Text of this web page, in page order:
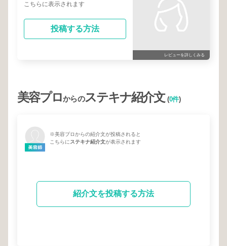
こちらに表示されます
投稿する方法
レビューを詳しくみる
美容プロからのステキナ紹介文(0件)
※美容プロからの紹介文が投稿されると
こちらにステキナ紹介文が表示されます
紹介文を投稿する方法